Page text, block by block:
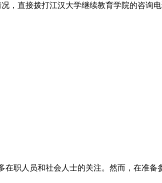
，直接拨打江汉大学继续教育学院的咨询
职人员和社会人士的关注。然而，在准